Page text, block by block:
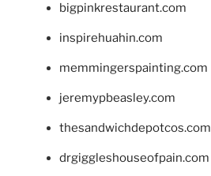
bigpinkrestaurant.com
inspirehuahin.com
memmingerspainting.com
jeremypbeasley.com
thesandwichdepotcos.com
drgiggleshouseofpain.com